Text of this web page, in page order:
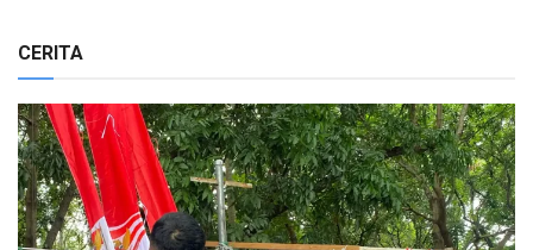
CERITA